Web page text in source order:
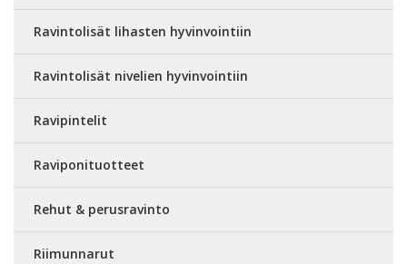
Ravintolisät lihasten hyvinvointiin
Ravintolisät nivelien hyvinvointiin
Ravipintelit
Raviponituotteet
Rehut & perusravinto
Riimunnarut